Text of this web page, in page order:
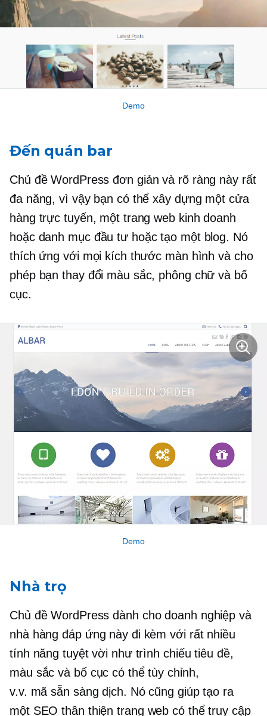
Demo
Đến quán bar
Chủ đề WordPress đơn giản và rõ ràng này rất
đa năng, vì vậy bạn có thể xây dựng một cửa
hàng trực tuyến, một trang web kinh doanh
hoặc danh mục đầu tư hoặc tạo một blog. Nó
thích ứng với mọi kích thước màn hình và cho
phép bạn thay đổi màu sắc, phông chữ và bố
cục.
Demo
Nhà trọ
Chủ đề WordPress dành cho doanh nghiệp và
nhà hàng đáp ứng này đi kèm với rất nhiều
tính năng tuyệt vời như trình chiếu tiêu đề,
màu sắc và bố cục có thể tùy chỉnh,
v.v. mã sẵn sàng dịch. Nó cũng giúp tạo ra
một SEO thân thiện trang web có thể truy cập